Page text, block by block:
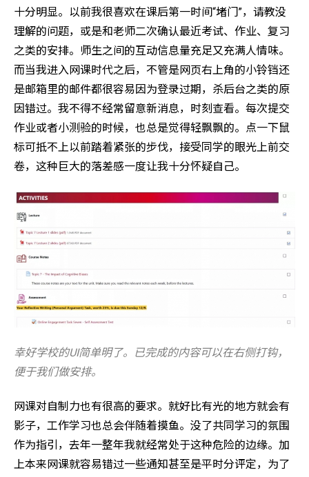
十分明显。以前我很喜欢在课后第一时间“堵门”，请教没
理解的问题，或是和老师二次确认最近考试、作业、复习
之类的安排。师生之间的互动信息量充足又充满人情味。
而当我进入网课时代之后，不管是网页右上角的小铃铛还
是邮箱里的邮件都很容易因为登录过期，杀后台之类的原
因错过。我不得不经常留意新消息，时刻查看。每次提交
作业或者小测验的时候，也总是觉得轻飘飘的。点一下鼠
标可抵不上以前踏着紧张的步伐，接受同学的眼光上前交
卷，这种巨大的落差感一度让我十分怀疑自己。
幸好学校的UI简单明了。已完成的内容可以在右侧打钩，
便于我们做安排。
网课对自制力也有很高的要求。就好比有光的地方就会有
影子，工作学习也总会伴随着摸鱼。没了共同学习的氛围
作为指引，去年一整年我就经常处于这种危险的边缘。加
上本来网课就容易错过一些通知甚至是平时分评定，为了